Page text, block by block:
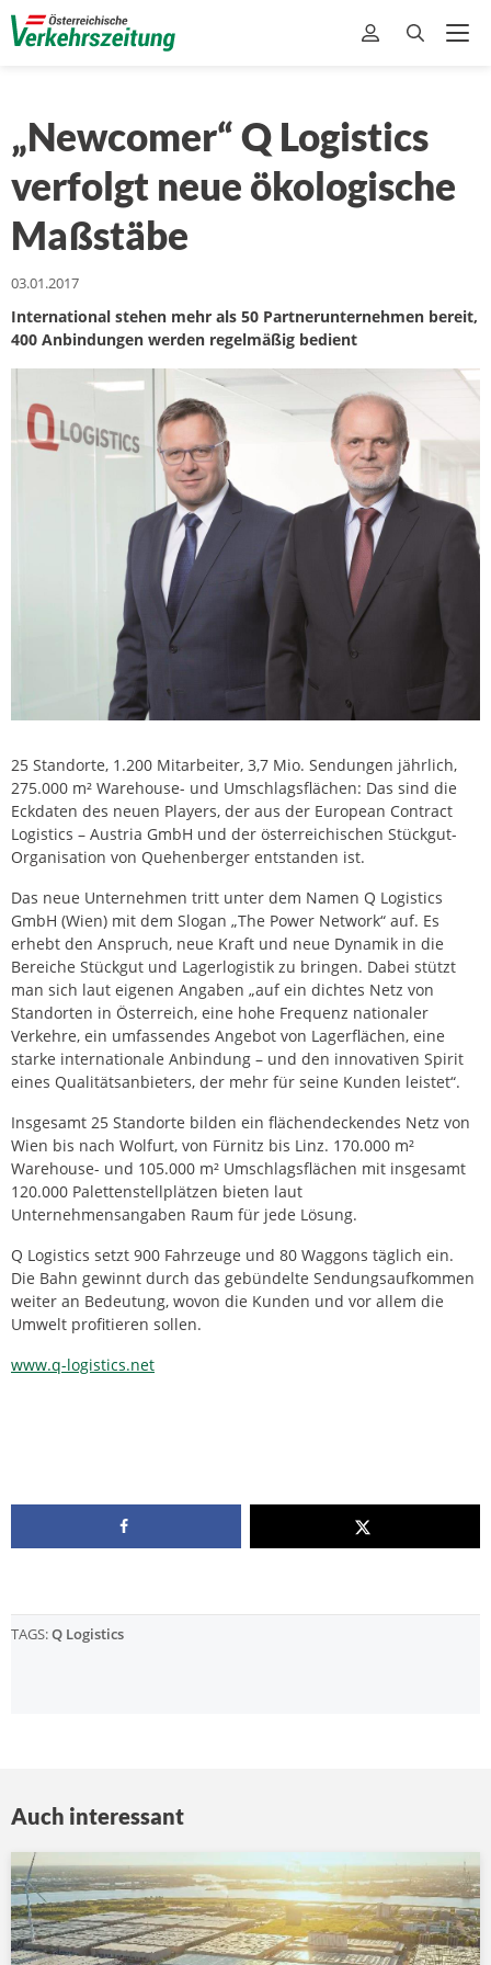
„Newcomer“ Q Logistics
verfolgt neue ökologische
Maßstäbe
03.01.2017
International stehen mehr als 50 Partnerunternehmen bereit,
400 Anbindungen werden regelmäßig bedient
25 Standorte, 1.200 Mitarbeiter, 3,7 Mio. Sendungen jährlich,
275.000 m² Warehouse- und Umschlagsflächen: Das sind die
Eckdaten des neuen Players, der aus der European Contract
Logistics – Austria GmbH und der österreichischen Stückgut-
Organisation von Quehenberger entstanden ist.
Das neue Unternehmen tritt unter dem Namen Q Logistics
GmbH (Wien) mit dem Slogan „The Power Network“ auf. Es
erhebt den Anspruch, neue Kraft und neue Dynamik in die
Bereiche Stückgut und Lagerlogistik zu bringen. Dabei stützt
man sich laut eigenen Angaben „auf ein dichtes Netz von
Standorten in Österreich, eine hohe Frequenz nationaler
Verkehre, ein umfassendes Angebot von Lagerflächen, eine
starke internationale Anbindung – und den innovativen Spirit
eines Qualitätsanbieters, der mehr für seine Kunden leistet“.
Insgesamt 25 Standorte bilden ein flächendeckendes Netz von
Wien bis nach Wolfurt, von Fürnitz bis Linz. 170.000 m²
Warehouse- und 105.000 m² Umschlagsflächen mit insgesamt
120.000 Palettenstellplätzen bieten laut
Unternehmensangaben Raum für jede Lösung.
Q Logistics setzt 900 Fahrzeuge und 80 Waggons täglich ein.
Die Bahn gewinnt durch das gebündelte Sendungsaufkommen
weiter an Bedeutung, wovon die Kunden und vor allem die
Umwelt profitieren sollen.
www.q-logistics.net
TAGS:Q Logistics
Auch interessant